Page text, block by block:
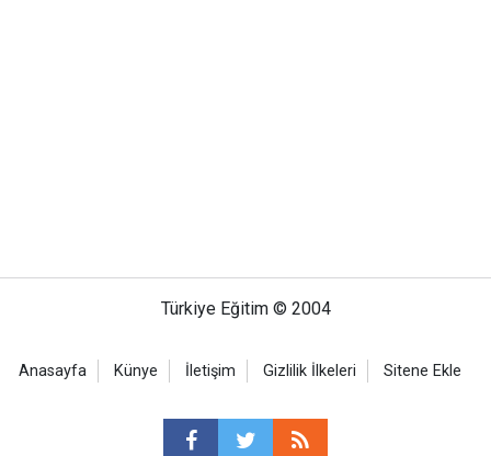
Türkiye Eğitim © 2004
Anasayfa Künye İletişim Gizlilik İlkeleri Sitene Ekle